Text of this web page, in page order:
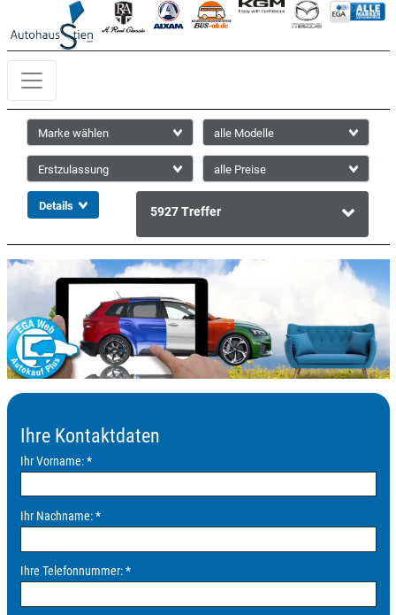
5927Treffer
Ihre Kontaktdaten
Ihr Vorname:*
Ihr Nachname:*
Ihre Telefonnummer:*